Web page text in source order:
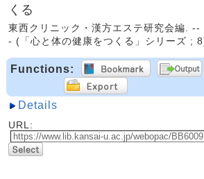
くる
東西クリニック・漢方エステ研究会編.
- (「心と体の健康をつくる」シリーズ ;
Functions:
Details
URL: